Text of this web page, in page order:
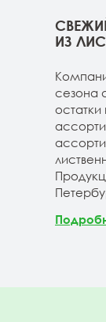
ИЗ
сезона